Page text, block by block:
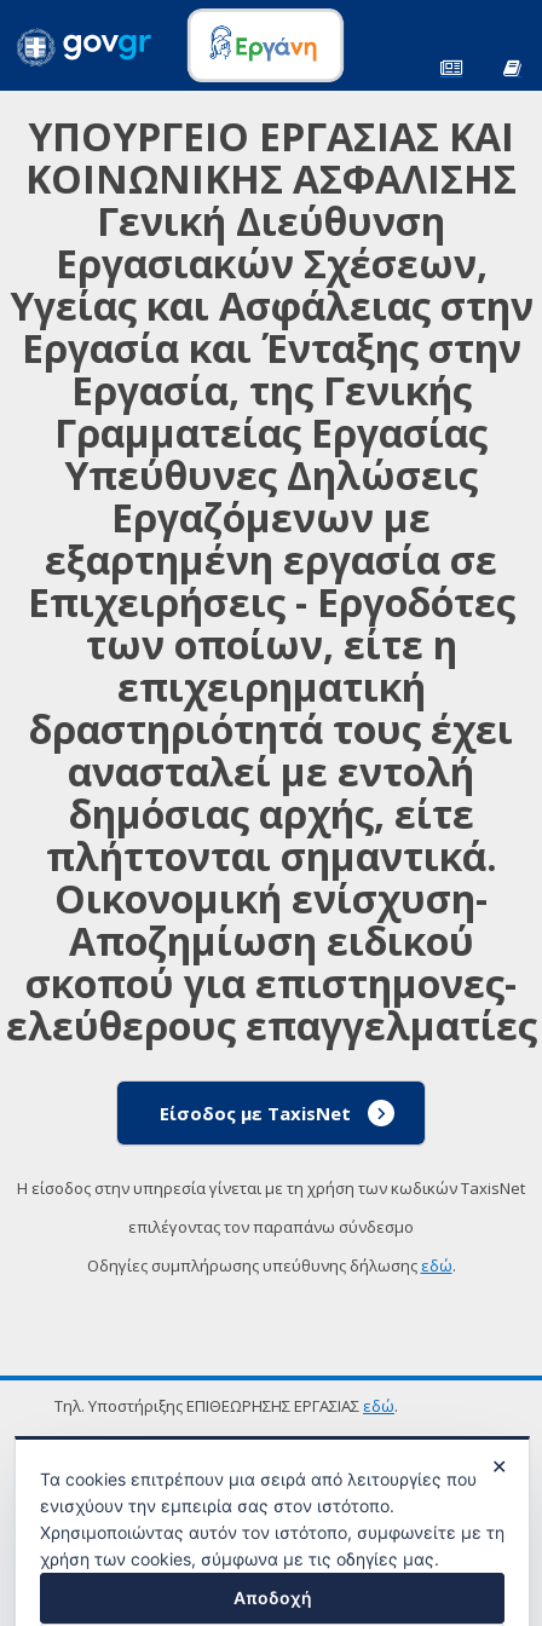
ΥΠΟΥΡΓΕΙΟ ΕΡΓΑΣΙΑΣ ΚΑΙ
ΚΟΙΝΩΝΙΚΗΣ ΑΣΦΑΛΙΣΗΣ
Γενική Διεύθυνση
Εργασιακών Σχέσεων,
Υγείας και Ασφάλειας στην
Εργασία και Ένταξης στην
Εργασία, της Γενικής
Γραμματείας Εργασίας
Υπεύθυνες Δηλώσεις
Εργαζόμενων με
εξαρτημένη εργασία σε
Επιχειρήσεις - Εργοδότες
των οποίων, είτε η
επιχειρηματική
δραστηριότητά τους έχει
ανασταλεί με εντολή
δημόσιας αρχής, είτε
πλήττονται σημαντικά.
Οικονομική ενίσχυση-
Αποζημίωση ειδικού
σκοπού για επιστημονες-
ελεύθερους επαγγελματίες
Είσοδος με TaxisNet
Η είσοδος στην υπηρεσία γίνεται με τη χρήση των κωδικών TaxisNet
επιλέγοντας τον παραπάνω σύνδεσμο
Οδηγίες συμπλήρωσης υπεύθυνης δήλωσης εδώ.
Τηλ. Υποστήριξης ΕΠΙΘΕΩΡΗΣΗΣ ΕΡΓΑΣΙΑΣ εδώ.
ΟΡΟΙ ΧΡΗΣΗΣ
✕
Τα cookies επιτρέπουν μια σειρά από λειτουργίες που
ενισχύουν την εμπειρία σας στον ιστότοπο.
Χρησιμοποιώντας αυτόν τον ιστότοπο, συμφωνείτε με τη
χρήση των cookies, σύμφωνα με τις οδηγίες μας.
Αποδοχή